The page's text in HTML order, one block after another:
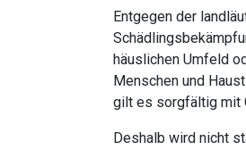
Entgegen der
häuslichen Umfeld
Menschen und
gilt es sorgfältig mit
Deshalb wird nicht